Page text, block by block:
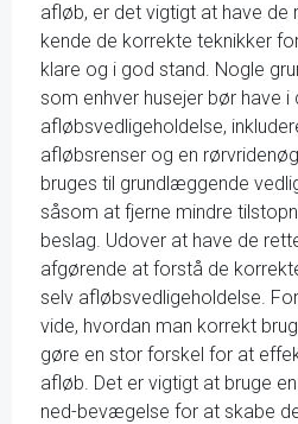
afløb, er det vigtigt at have
kende de korrekte teknikker
klare og i god stand. Nogle
som enhver husejer bør have
afløbsvedligeholdelse,
afløbsrenser og en
bruges til grundlæggende
såsom at fjerne mindre
beslag. Udover at have de
afgørende at forstå de
selv afløbsvedligeholdelse.
vide, hvordan man korrekt
gøre en stor forskel for at
afløb. Det er vigtigt at bruge
ned-bevægelse for at skabe